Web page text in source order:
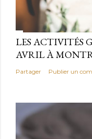
LES ACTIVITÉS
AVRIL À
Partager Publier un